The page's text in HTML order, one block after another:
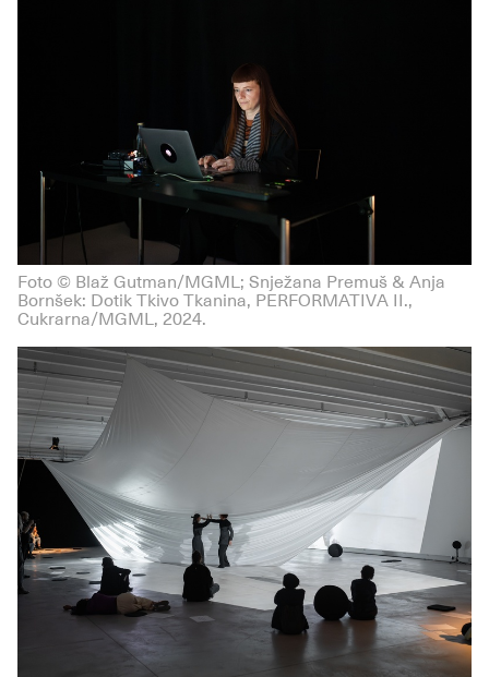
Foto © Blaž Gutman/MGML; Snježana Premuš & Anja
Bornšek: Dotik Tkivo Tkanina, PERFORMATIVA II.,
Cukrarna/MGML, 2024.